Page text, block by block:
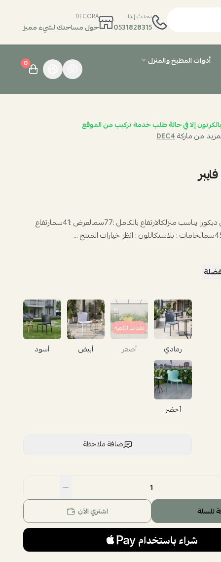
تحدث إلينا
0531828315
DECORA
حول مساحتك لشيء مميز
أدوات المطبخ والمنزل
0
إلا في حالة طلب خدمة تركيب من الموقع
من ماركةDEC4
كرسي مفرد مميز من ديكورا يناسب منزلكالارتفاع بالكامل :77سمالعرض :41سمارتفاع
رمادي
نفدت الكمية
أصفر أبيض أسود
أخضر
إضافة ملاحظة
للسلة اشتري الآن